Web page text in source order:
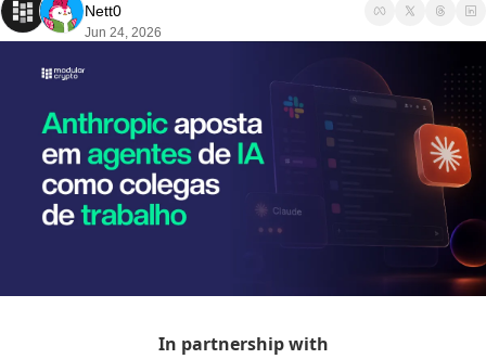
Nett0
Jun 24, 2026
In partnership with